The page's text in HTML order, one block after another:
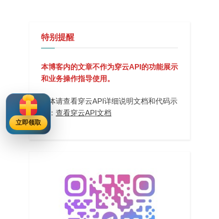
特别提醒
本博客内的文章不作为穿云API的功能展示
和业务操作指导使用。
具体请查看穿云API详细说明文档和代码示
例： 查看穿云API文档
立即领取